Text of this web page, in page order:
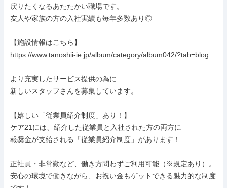
戻りたくなるあたたかい職場です。
友人や家族の方の入社実績も毎年多数あり◎
【施設情報はこちら】
https://www.tanoshii-ie.jp/album/category/album042/?tab=blog
より充実したサービス提供の為に
新しいスタッフさんを募集しています。
【嬉しい「従業員紹介制度」あり！】
ケア21には、紹介した従業員と入社された方の両方に
報奨金が支給される「従業員紹介制度」があります！
正社員・非常勤など、働き方問わずご利用可能（※規定あり）。
安心の環境で働きながら、お祝い金もゲットできる魅力的な制度